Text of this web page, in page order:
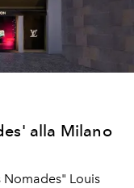
alla Milano
Louis